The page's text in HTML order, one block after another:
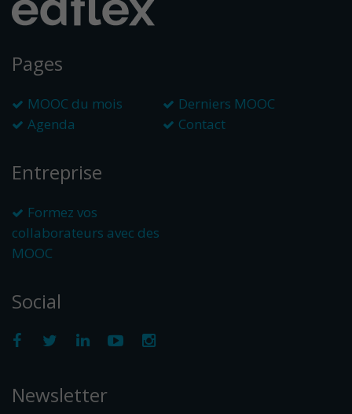
Pages
MOOC du mois
Derniers MOOC
Agenda
Contact
Entreprise
Formez vos
collaborateurs avec des
MOOC
Social
Newsletter